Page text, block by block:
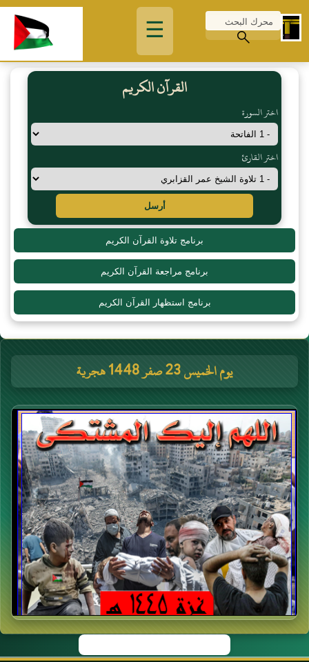
☰
القرآن الكريم
اختر السورة
اختر القارئ
أرسل
برنامج تلاوة القرآن الكريم
برنامج مراجعة القرآن الكريم
برنامج استظهار القرآن الكريم
يوم الخميس 23 صفر 1448 هجرية